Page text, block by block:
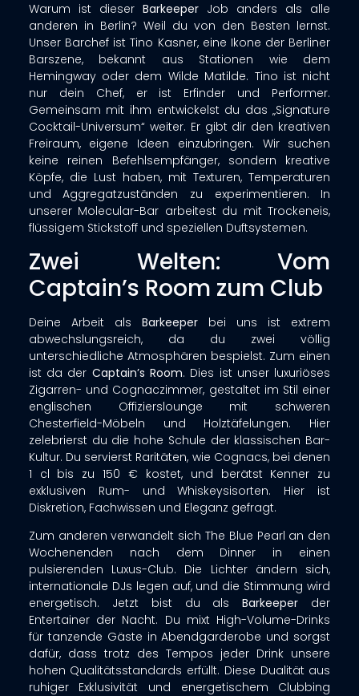
Warum ist dieser BarkeeperJob anders als alle
anderen in Berlin? Weil du von den Besten lernst.
Unser Barchef ist Tino Kasner, eine Ikone der Berliner
Barszene, bekannt aus Stationen wie dem
Hemingway oder dem Wilde Matilde. Tino ist nicht
nur dein Chef, er ist Erfinder und Performer.
Gemeinsam mit ihm entwickelst du das „Signature
Cocktail-Universum“ weiter. Er gibt dir den kreativen
Freiraum, eigene Ideen einzubringen. Wir suchen
keine reinen Befehlsempfänger, sondern kreative
Köpfe, die Lust haben, mit Texturen, Temperaturen
und Aggregatzuständen zu experimentieren. In
unserer Molecular-Bar arbeitest du mit Trockeneis,
flüssigem Stickstoff und speziellen Duftsystemen.
Zwei Welten: Vom
Captain’s Room zum Club
Deine Arbeit als Barkeeperbei uns ist extrem
abwechslungsreich, da du zwei völlig
unterschiedliche Atmosphären bespielst. Zum einen
ist da der Captain’s Room. Dies ist unser luxuriöses
Zigarren- und Cognaczimmer, gestaltet im Stil einer
englischen Offizierslounge mit schweren
Chesterfield-Möbeln und Holztäfelungen. Hier
zelebrierst du die hohe Schule der klassischen Bar-
Kultur. Du servierst Raritäten, wie Cognacs, bei denen
1 cl bis zu 150 € kostet, und berätst Kenner zu
exklusiven Rum- und Whiskeysisorten. Hier ist
Diskretion, Fachwissen und Eleganz gefragt.
Zum anderen verwandelt sich The Blue Pearl an den
Wochenenden nach dem Dinner in einen
pulsierenden Luxus-Club. Die Lichter ändern sich,
internationale DJs legen auf, und die Stimmung wird
energetisch. Jetzt bist du alsBarkeeper der
Entertainer der Nacht. Du mixt High-Volume-Drinks
für tanzende Gäste in Abendgarderobe und sorgst
dafür, dass trotz des Tempos jeder Drink unsere
hohen Qualitätsstandards erfüllt. Diese Dualität aus
ruhiger Exklusivität und energetischem Clubbing